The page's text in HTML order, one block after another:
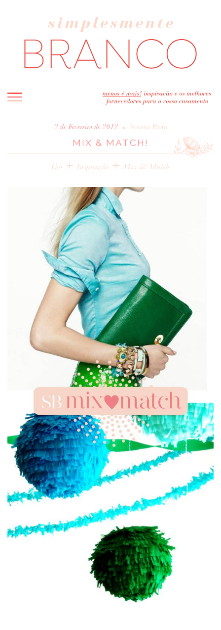
INICIO
BLOG
ENTREVISTAS
REAL WEDDINGS & EDITORIAIS
CASAVA-ME AQUI!
FORNECEDORES RECOMENDADOS
ANUNCIE CONNOSCO
2 de Fevereiro de 2012 • Susana Pinto
MIX & MATCH!
Cor +Inspiração +Mix & Match